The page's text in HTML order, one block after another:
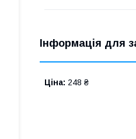
Інформація для
Ціна: 248 ₴